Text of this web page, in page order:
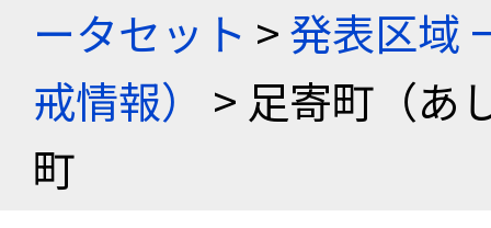
ータセット >発表区域
戒情報）
> 足寄町（あ
町